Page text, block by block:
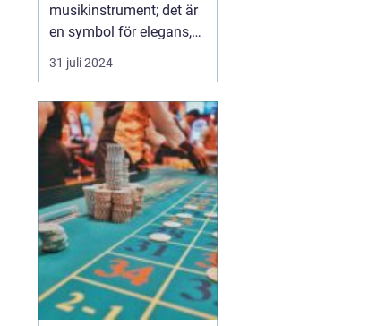
musikinstrument; det är
en symbol för elegans,
kulturelt arv och passion
för musik. Det
instrumentet har
f&oum...
31 juli 2024